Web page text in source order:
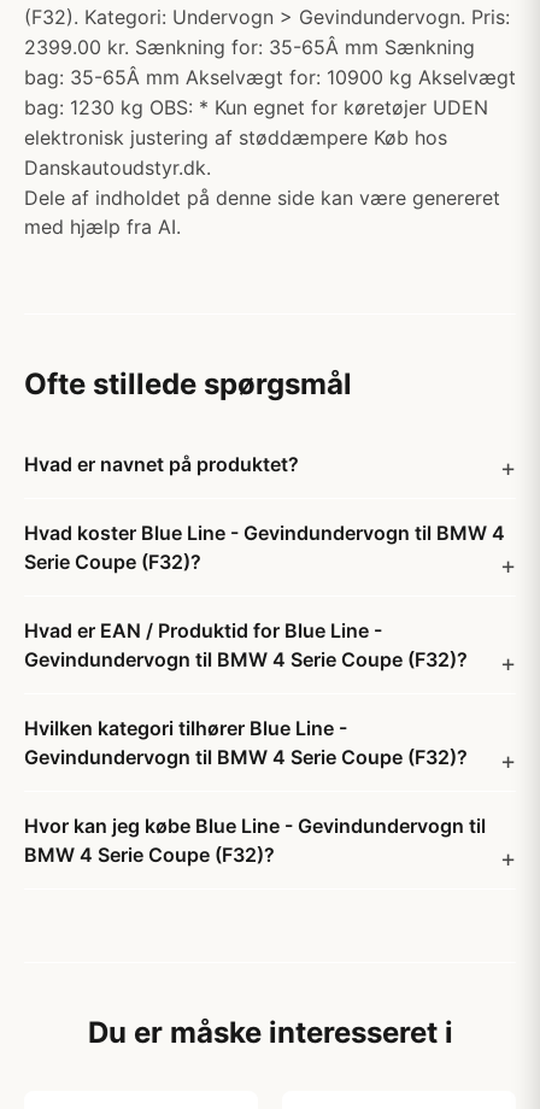
(F32). Kategori: Undervogn > Gevindundervogn. Pris:
2399.00 kr. Sænkning for: 35-65Â mm Sænkning
bag: 35-65Â mm Akselvægt for: 10900 kg Akselvægt
bag: 1230 kg OBS: * Kun egnet for køretøjer UDEN
elektronisk justering af støddæmpere Køb hos
Danskautoudstyr.dk.
Dele af indholdet på denne side kan være genereret
med hjælp fra AI.
Ofte stillede spørgsmål
Hvad er navnet på produktet?
Hvad koster Blue Line - Gevindundervogn til BMW 4
Serie Coupe (F32)?
Hvad er EAN / Produktid for Blue Line -
Gevindundervogn til BMW 4 Serie Coupe (F32)?
Hvilken kategori tilhører Blue Line -
Gevindundervogn til BMW 4 Serie Coupe (F32)?
Hvor kan jeg købe Blue Line - Gevindundervogn til
BMW 4 Serie Coupe (F32)?
Du er måske interesseret i